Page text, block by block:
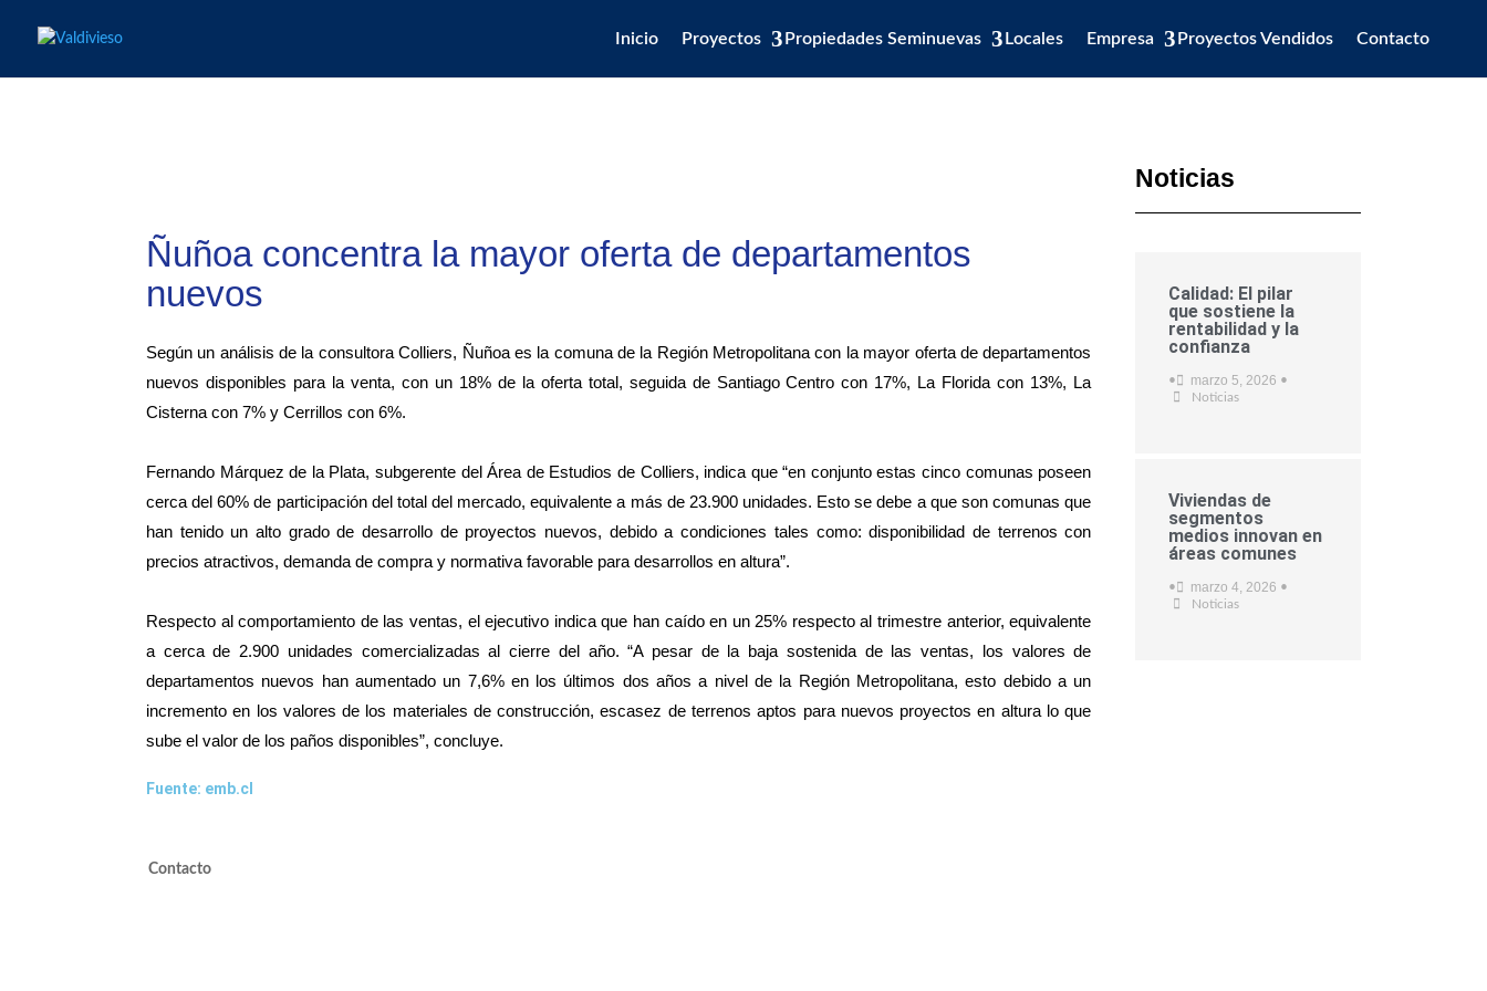
Inicio Proyectos Propiedades Seminuevas Locales Empresa Proyectos Vendidos Contacto
Ñuñoa concentra la mayor oferta de departamentos
nuevos
Según un análisis de la consultora Colliers, Ñuñoa es la comuna de la Región Metropolitana con la mayor oferta de departamentos
nuevos disponibles para la venta, con un 18% de la oferta total, seguida de Santiago Centro con 17%, La Florida con 13%, La
Cisterna con 7% y Cerrillos con 6%.
Fernando Márquez de la Plata, subgerente del Área de Estudios de Colliers, indica que “en conjunto estas cinco comunas poseen
cerca del 60% de participación del total del mercado, equivalente a más de 23.900 unidades. Esto se debe a que son comunas que
han tenido un alto grado de desarrollo de proyectos nuevos, debido a condiciones tales como: disponibilidad de terrenos con
precios atractivos, demanda de compra y normativa favorable para desarrollos en altura”.
Respecto al comportamiento de las ventas, el ejecutivo indica que han caído en un 25% respecto al trimestre anterior, equivalente
a cerca de 2.900 unidades comercializadas al cierre del año. “A pesar de la baja sostenida de las ventas, los valores de
departamentos nuevos han aumentado un 7,6% en los últimos dos años a nivel de la Región Metropolitana, esto debido a un
incremento en los valores de los materiales de construcción, escasez de terrenos aptos para nuevos proyectos en altura lo que
sube el valor de los paños disponibles”, concluye.
Fuente: emb.cl
Noticias
Calidad: El pilar
que sostiene la
rentabilidad y la
confianza
• marzo 5, 2026 •
Noticias
Viviendas de
segmentos
medios innovan en
áreas comunes
• marzo 4, 2026 •
Noticias
Contacto